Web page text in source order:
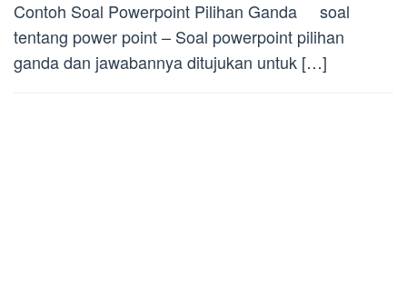
Contoh Soal Powerpoint Pilihan Ganda soal
tentang power point – Soal powerpoint pilihan
ganda dan jawabannya ditujukan untuk […]